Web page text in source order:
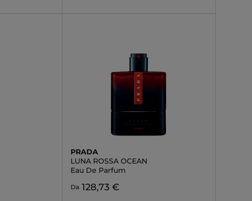
PRADA
LUNA ROSSA OCEAN
Eau De Parfum
Da 128,73 €